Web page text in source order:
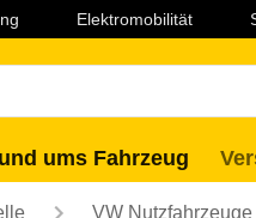
Elektromobilität
ums Fahrzeug
VW Nutzfahrzeuge